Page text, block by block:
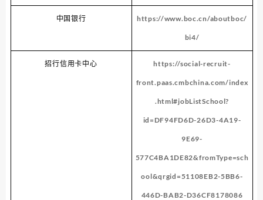
中国银行 https://www.boc.cn/aboutboc/
bi4/
招行信用卡中心 https://social-recruit-
front.paas.cmbchina.com/index
.html#jobListSchool?
id=DF94FD6D-26D3-4A19-
9E69-
577C4BA1DE82&fromType=sch
ool&qrgid=51108EB2-5BB6-
446D-BAB2-D36CF8178086